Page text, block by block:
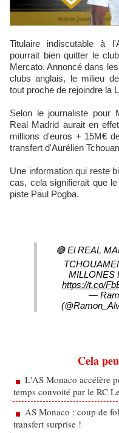
Titulaire indiscutable à l'AS Monaco, Aurélien Tchouameni
pourrait bien quitter le
Mercato. Annoncé dans
clubs anglais, le milieu
tout proche de rejoindre la
Selon le journaliste pour
Real Madrid aurait en
millions d'euros + 15M€
transfert d'Aurélien
Une information qui reste
cas, cela signifierait que
piste Paul Pogba.
🟢 El REAL
MILLONES
https://t.co/
—
Cela
L'AS Monaco accélère
temps convoité par le RC
AS Monaco : coup de
transfert surprise !